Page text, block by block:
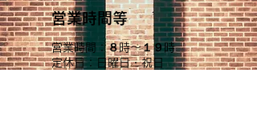
営業時間等
営業時間：８時〜１９時
定休日：日曜日・祝日